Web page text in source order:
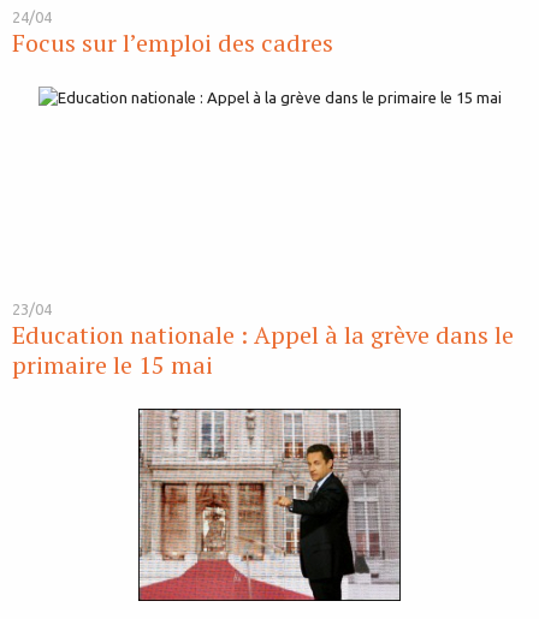
24/04
Focus sur l’emploi des cadres
23/04
Education nationale : Appel à la grève dans le
primaire le 15 mai